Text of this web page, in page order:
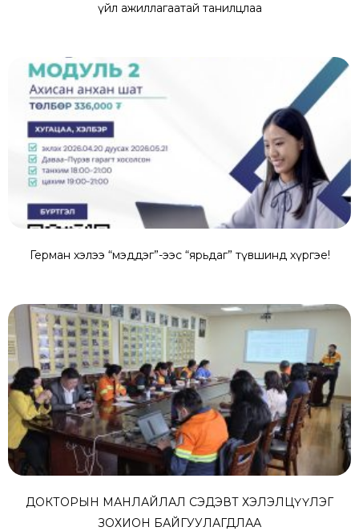
үйл ажиллагаатай танилцлаа
Герман хэлээ “мэддэг”-ээс “ярьдаг” түвшинд хүргэе!
ДОКТОРЫН МАНЛАЙЛАЛ СЭДЭВТ ХЭЛЭЛЦҮҮЛЭГ
ЗОХИОН БАЙГУУЛАГДЛАА